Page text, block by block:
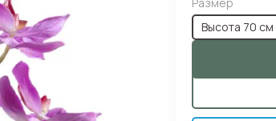
Высота 70 см